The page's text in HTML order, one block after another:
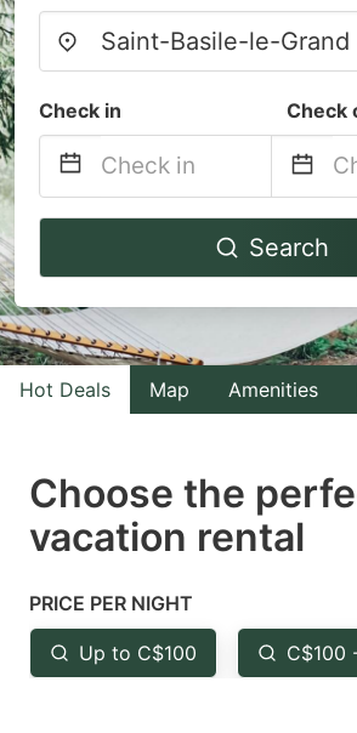
Check in Check
Navigate
to
interact
with
the
select
a
Press
the
question
to
Search
Hot Deals Map Amenities
Choose the
vacation rental
PRICE PER NIGHT
Up to C$100 C$100